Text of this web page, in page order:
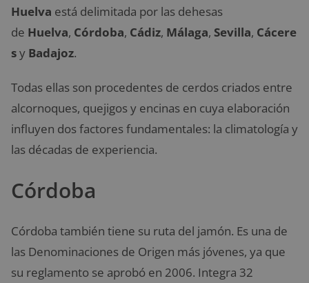
Huelva está delimitada por las dehesas
de Huelva, Córdoba, Cádiz, Málaga, Sevilla, Cácere
sy Badajoz.
Todas ellas son procedentes de cerdos criados entre
alcornoques, quejigos y encinas en cuya elaboración
influyen dos factores fundamentales: la climatología y
las décadas de experiencia.
Córdoba
Córdoba también tiene su ruta del jamón. Es una de
las Denominaciones de Origen más jóvenes, ya que
su reglamento se aprobó en 2006. Integra 32